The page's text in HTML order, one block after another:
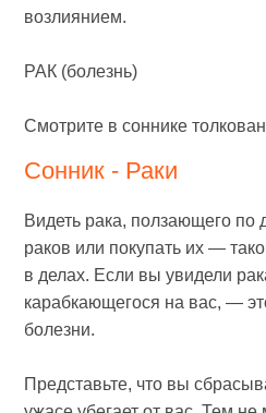
возлиянием.
РАК (болезнь)
Смотрите в соннике
Сонник - Раки
Видеть рака, ползающего по
раков или покупать их —
в делах. Если вы увидели
карабкающегося на вас, —
болезни.
Представьте, что вы